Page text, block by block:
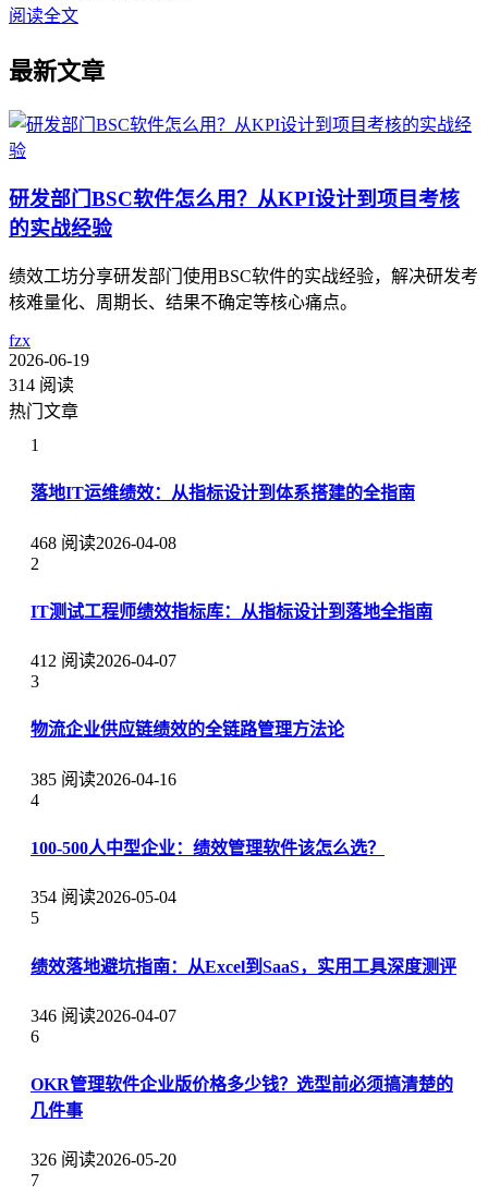
阅读全文
最新文章
研发部门BSC软件怎么用？从KPI设计到项目考核
的实战经验
绩效工坊分享研发部门使用BSC软件的实战经验，解决研发考
核难量化、周期长、结果不确定等核心痛点。
fzx
2026-06-19
314 阅读
热门文章
1
落地IT运维绩效：从指标设计到体系搭建的全指南
468 阅读2026-04-08
2
IT测试工程师绩效指标库：从指标设计到落地全指南
412 阅读2026-04-07
3
物流企业供应链绩效的全链路管理方法论
385 阅读2026-04-16
4
100-500人中型企业：绩效管理软件该怎么选？
354 阅读2026-05-04
5
绩效落地避坑指南：从Excel到SaaS，实用工具深度测评
346 阅读2026-04-07
6
OKR管理软件企业版价格多少钱？选型前必须搞清楚的
几件事
326 阅读2026-05-20
7